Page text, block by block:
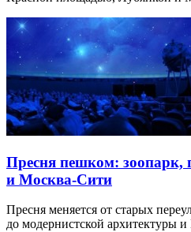
Пресня пешком: зоопарк,
и Москва-Сити
Пресня меняется от старых
до модернистской архитектуры